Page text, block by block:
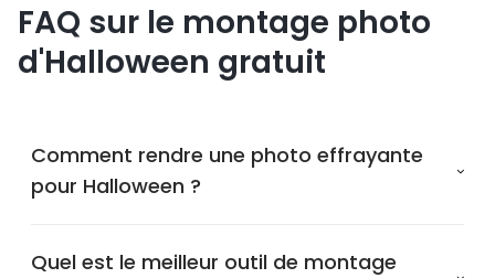
FAQ sur le montage photo
d'Halloween gratuit
Comment rendre une photo effrayante
pour Halloween ?
Quel est le meilleur outil de montage